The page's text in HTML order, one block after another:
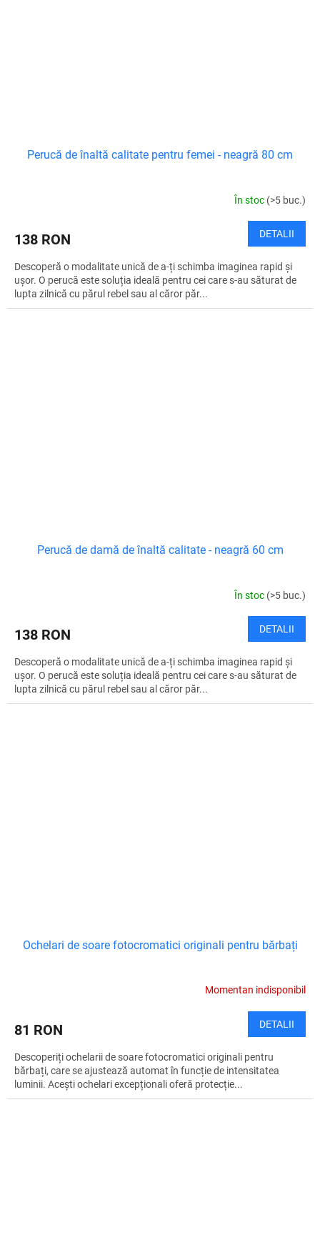
Perucă de înaltă calitate pentru femei - neagră 80 cm
În stoc (>5 buc.)
138 RON DETALII
Descoperă o modalitate unică de a-ți schimba imaginea rapid și
ușor. O perucă este soluția ideală pentru cei care s-au săturat de
lupta zilnică cu părul rebel sau al căror păr...
Perucă de damă de înaltă calitate - neagră 60 cm
În stoc (>5 buc.)
138 RON DETALII
Descoperă o modalitate unică de a-ți schimba imaginea rapid și
ușor. O perucă este soluția ideală pentru cei care s-au săturat de
lupta zilnică cu părul rebel sau al căror păr...
Ochelari de soare fotocromatici originali pentru bărbați
Momentan indisponibil
81 RON DETALII
Descoperiți ochelarii de soare fotocromatici originali pentru
bărbați, care se ajustează automat în funcție de intensitatea
luminii. Acești ochelari excepționali oferă protecție...